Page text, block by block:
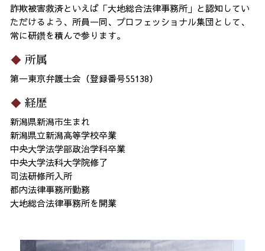
詐欺被害救済といえば「大地総合法律事務所」と認知してい
ただけるよう、所員一同、プロフェッショナル集団として、
常に研鑽を積んで参ります。
所属
第一東京弁護士会（登録番号55138）
経歴
新潟県新潟市生まれ
新潟県立新潟高等学校卒業
中央大学法学部政治学科卒業
中央大学法科大学院修了
司法研修所入所
都内法律事務所勤務
大地総合法律事務所を開業